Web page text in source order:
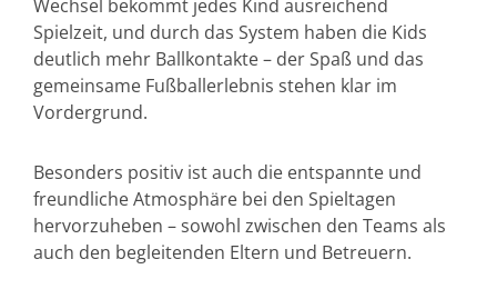
Wechsel bekommt jedes Kind ausreichend
Spielzeit, und durch das System haben die Kids
deutlich mehr Ballkontakte – der Spaß und das
gemeinsame Fußballerlebnis stehen klar im
Vordergrund.
Besonders positiv ist auch die entspannte und
freundliche Atmosphäre bei den Spieltagen
hervorzuheben – sowohl zwischen den Teams als
auch den begleitenden Eltern und Betreuern.